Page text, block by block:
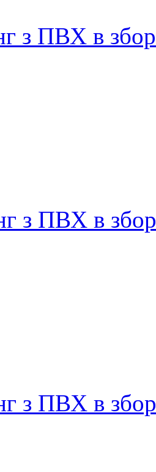
з ПВХ в
з ПВХ в
з ПВХ в